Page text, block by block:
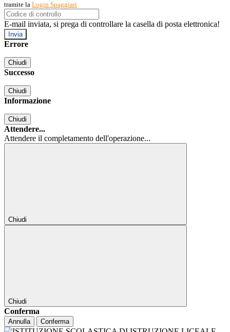
tramite la Login Spaggiari
E-mail inviata, si prega di controllare la casella di posta elettronica!
Errore
Chiudi
Successo
Chiudi
Informazione
Chiudi
Attendere...
Attendere il completamento dell'operazione...
Chiudi
Chiudi
Conferma
Annulla Conferma